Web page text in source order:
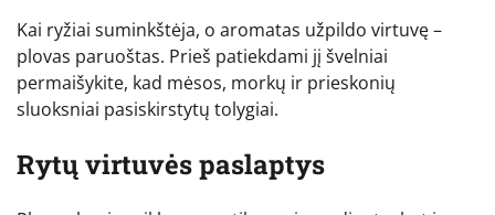
Kai ryžiai suminkštėja, o aromatas užpildo virtuvę –
plovas paruoštas. Prieš patiekdami jį švelniai
permaišykite, kad mėsos, morkų ir prieskonių
sluoksniai pasiskirstytų tolygiai.
Rytų virtuvės paslaptys